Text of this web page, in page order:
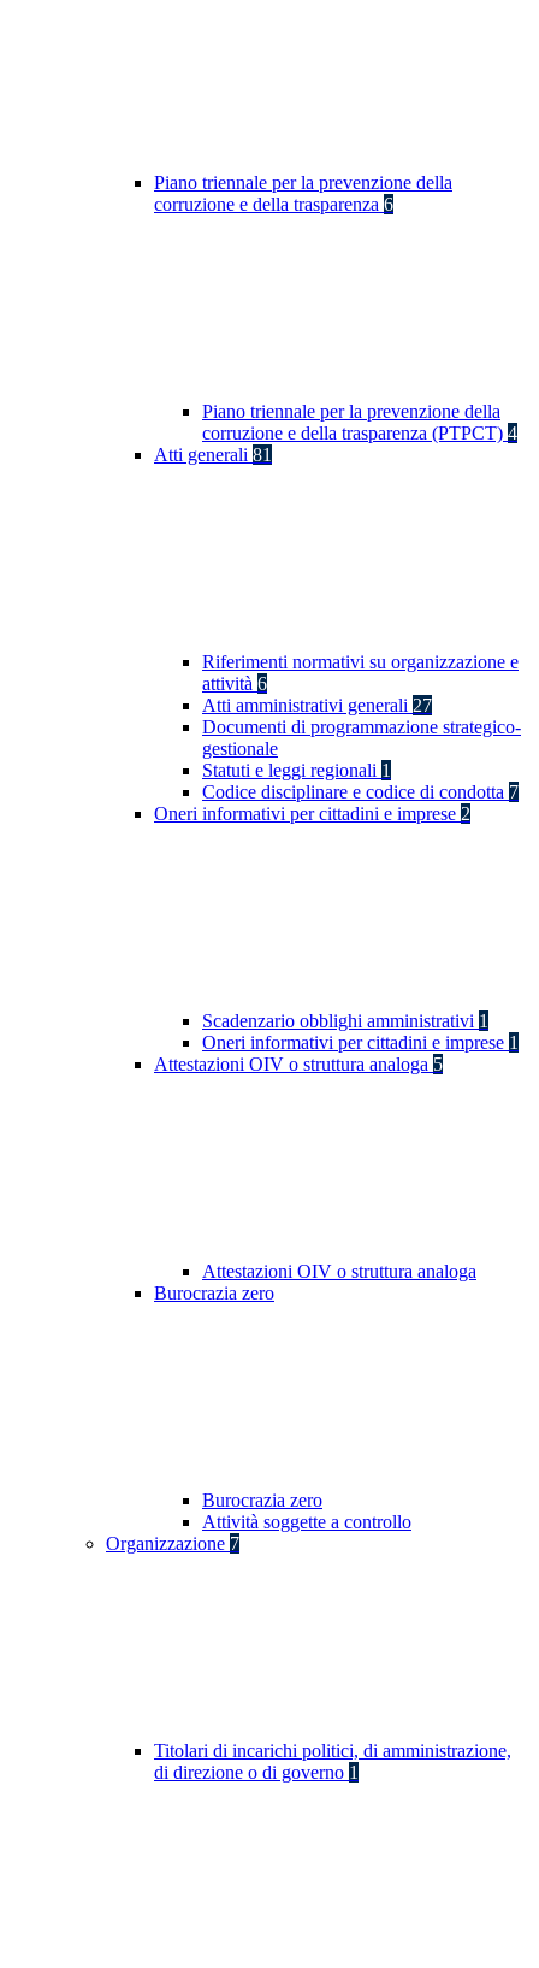
Piano triennale per la prevenzione della
corruzione e della trasparenza 6
Piano triennale per la prevenzione della
corruzione e della trasparenza (PTPCT) 4
Atti generali 81
Riferimenti normativi su organizzazione e
attività 6
Atti amministrativi generali 27
Documenti di programmazione strategico-
gestionale
Statuti e leggi regionali 1
Codice disciplinare e codice di condotta 7
Oneri informativi per cittadini e imprese 2
Scadenzario obblighi amministrativi 1
Oneri informativi per cittadini e imprese 1
Attestazioni OIV o struttura analoga 5
Attestazioni OIV o struttura analoga
Burocrazia zero
Burocrazia zero
Attività soggette a controllo
Organizzazione 7
Titolari di incarichi politici, di amministrazione,
di direzione o di governo 1